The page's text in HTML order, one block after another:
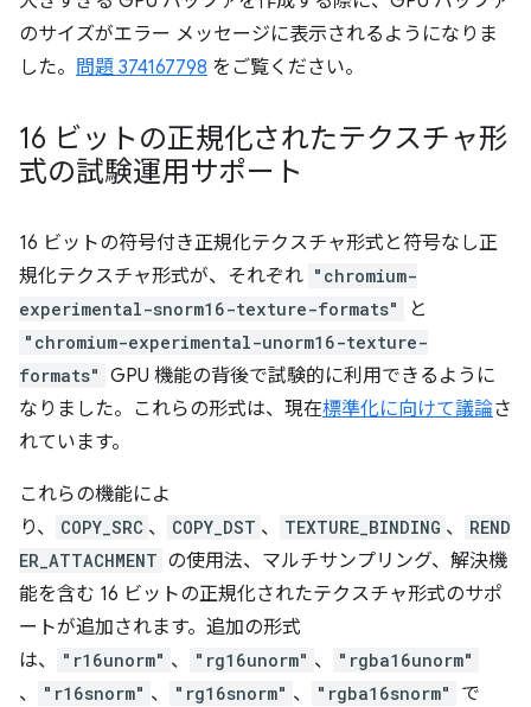
のサイズがエラー メッセージに表示されるようになりま
した。 問題 374167798 をご覧ください。
16 ビットの正規化されたテクスチャ形
式の試験運用サポート
16 ビットの符号付き正規化テクスチャ形式と符号なし正
規化テクスチャ形式が、それぞれ "chromium-
experimental-snorm16-texture-formats"
と
"chromium-experimental-unorm16-texture-
formats" GPU 機能の背後で試験的に利用できるように
なりました。これらの形式は、現在標準化に向けて議論さ
れています。
これらの機能によ
り、
COPY_SRC 、 COPY_DST 、 TEXTURE_BINDING 、
REND
ER_ATTACHMENT の使用法、マルチサンプリング、解決機
能を含む 16 ビットの正規化されたテクスチャ形式のサポ
ートが追加されます。追加の形式
は、
"r16unorm" 、 "rg16unorm" 、 "rgba16unorm"
、 "r16snorm" 、 "rg16snorm" 、 "rgba16snorm"
で